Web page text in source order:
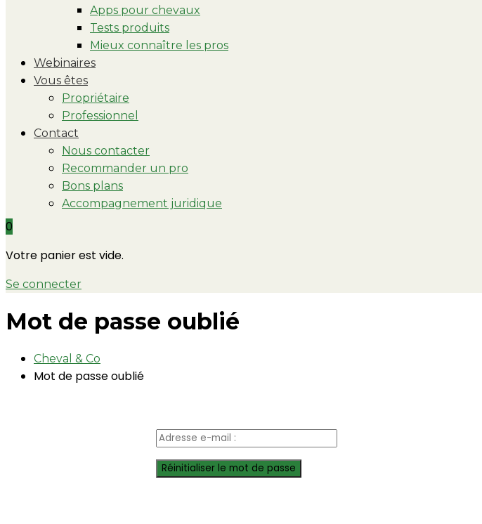
Apps pour chevaux
Tests produits
Mieux connaître les pros
Webinaires
Vous êtes
Propriétaire
Professionnel
Contact
Nous contacter
Recommander un pro
Bons plans
Accompagnement juridique
0
Votre panier est vide.
Se connecter
Mot de passe oublié
Cheval & Co
Mot de passe oublié